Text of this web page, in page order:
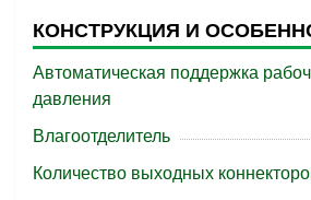
КОНСТРУКЦИЯ И
Автоматическая поддержка
давления
Влагоотделитель
Количество выходных